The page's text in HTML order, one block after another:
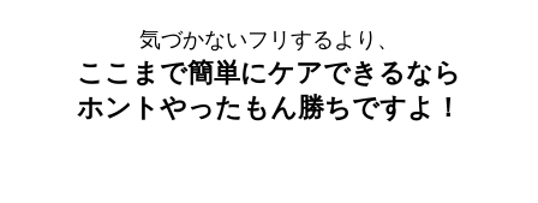
気づかないフリするより、
ここまで簡単にケアできるなら
ホントやったもん勝ちですよ！